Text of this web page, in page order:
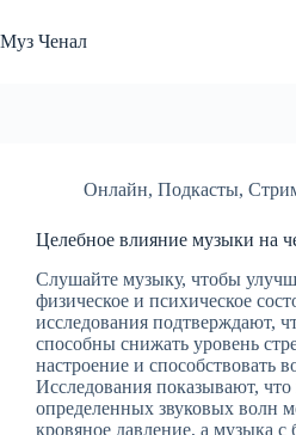
к
сути
Муз Ченал
Онлайн, Подкасты,
Целебное влияние музыки на
Слушайте музыку, чтобы
физическое и психическое
исследования подтверждают,
способны снижать уровень
настроение и способствовать
Исследования показывают,
определенных звуковых волн
кровяное давление, а музыка